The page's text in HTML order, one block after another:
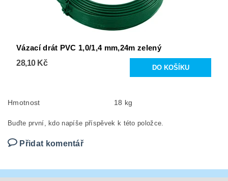
Vázací drát PVC 1,0/1,4 mm,24m zelený
28,10 Kč
Hmotnost 18 kg
Buďte první, kdo napíše příspěvek k této položce.
Přidat komentář